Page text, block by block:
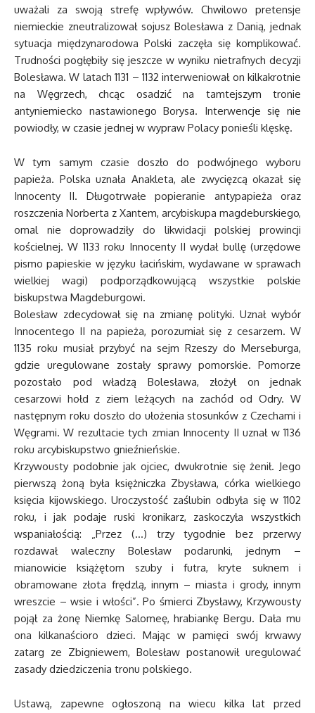
uważali za swoją strefę wpływów. Chwilowo pretensje
niemieckie zneutralizował sojusz Bolesława z Danią, jednak
sytuacja międzynarodowa Polski zaczęła się komplikować.
Trudności pogłębiły się jeszcze w wyniku nietrafnych decyzji
Bolesława. W latach 1131 – 1132 interweniował on kilkakrotnie
na Węgrzech, chcąc osadzić na tamtejszym tronie
antyniemiecko nastawionego Borysa. Interwencje się nie
powiodły, w czasie jednej w wypraw Polacy ponieśli klęskę.
W tym samym czasie doszło do podwójnego wyboru
papieża. Polska uznała Anakleta, ale zwycięzcą okazał się
Innocenty II. Długotrwałe popieranie antypapieża oraz
roszczenia Norberta z Xantem, arcybiskupa magdeburskiego,
omal nie doprowadziły do likwidacji polskiej prowincji
kościelnej. W 1133 roku Innocenty II wydał bullę (urzędowe
pismo papieskie w języku łacińskim, wydawane w sprawach
wielkiej wagi) podporządkowującą wszystkie polskie
biskupstwa Magdeburgowi.
Bolesław zdecydował się na zmianę polityki. Uznał wybór
Innocentego II na papieża, porozumiał się z cesarzem. W
1135 roku musiał przybyć na sejm Rzeszy do Merseburga,
gdzie uregulowane zostały sprawy pomorskie. Pomorze
pozostało pod władzą Bolesława, złożył on jednak
cesarzowi hołd z ziem leżących na zachód od Odry. W
następnym roku doszło do ułożenia stosunków z Czechami i
Węgrami. W rezultacie tych zmian Innocenty II uznał w 1136
roku arcybiskupstwo gnieźnieńskie.
Krzywousty podobnie jak ojciec, dwukrotnie się żenił. Jego
pierwszą żoną była księżniczka Zbysława, córka wielkiego
księcia kijowskiego. Uroczystość zaślubin odbyła się w 1102
roku, i jak podaje ruski kronikarz, zaskoczyła wszystkich
wspaniałością: „Przez (…) trzy tygodnie bez przerwy
rozdawał waleczny Bolesław podarunki, jednym –
mianowicie książętom szuby i futra, kryte suknem i
obramowane złota frędzlą, innym – miasta i grody, innym
wreszcie – wsie i włości”. Po śmierci Zbysławy, Krzywousty
pojął za żonę Niemkę Salomeę, hrabiankę Bergu. Dała mu
ona kilkanaścioro dzieci. Mając w pamięci swój krwawy
zatarg ze Zbigniewem, Bolesław postanowił uregulować
zasady dziedziczenia tronu polskiego.
Ustawą, zapewne ogłoszoną na wiecu kilka lat przed